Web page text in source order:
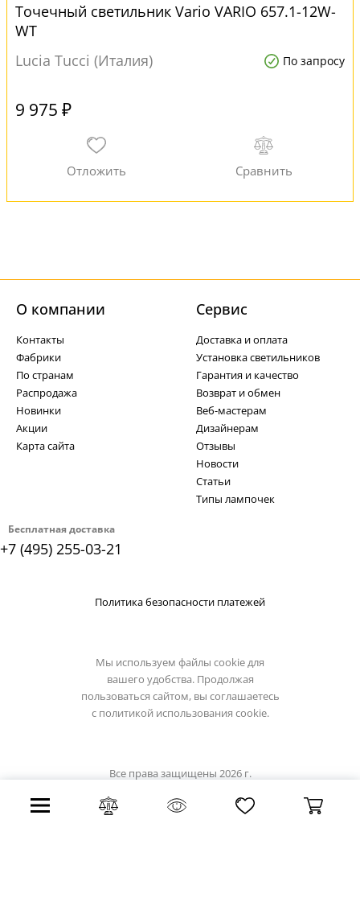
Точечный светильник Vario VARIO 657.1-12W-
WT
Lucia Tucci (Италия)
По запросу
9 975 ₽
Бесплатная доставка
+7 (495) 255-03-21
О компании
Контакты
Фабрики
По странам
Распродажа
Новинки
Акции
Карта сайта
Cервис
Доставка и оплата
Установка светильников
Гарантия и качество
Возврат и обмен
Веб-мастерам
Дизайнерам
Отзывы
Новости
Статьи
Типы лампочек
Политика безопасности платежей
Мы используем файлы cookie для
вашего удобства. Продолжая
пользоваться сайтом, вы соглашаетесь
с политикой использования cookie.
Все права защищены 2026 г.